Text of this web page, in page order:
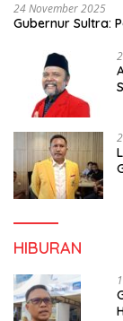
24 November 2025
Gubernur Sultra:
HIBURAN